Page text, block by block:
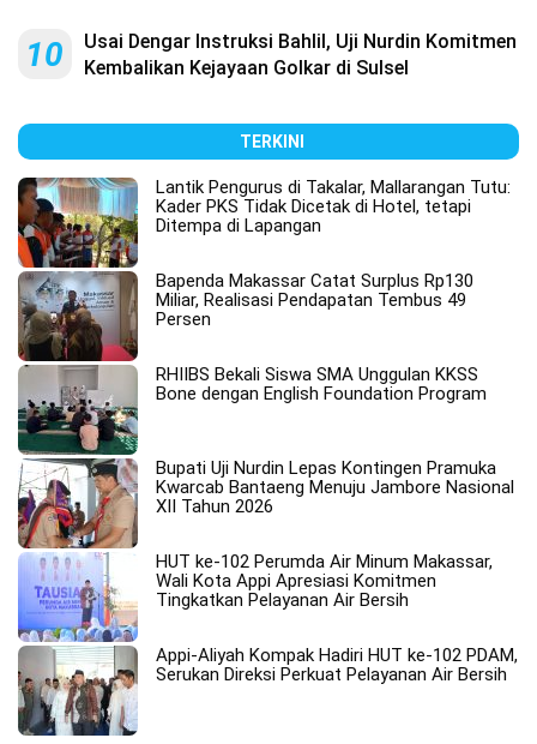
10
Usai Dengar Instruksi Bahlil, Uji Nurdin Komitmen
Kembalikan Kejayaan Golkar di Sulsel
TERKINI
Lantik Pengurus di Takalar, Mallarangan Tutu:
Kader PKS Tidak Dicetak di Hotel, tetapi
Ditempa di Lapangan
Bapenda Makassar Catat Surplus Rp130
Miliar, Realisasi Pendapatan Tembus 49
Persen
RHIIBS Bekali Siswa SMA Unggulan KKSS
Bone dengan English Foundation Program
Bupati Uji Nurdin Lepas Kontingen Pramuka
Kwarcab Bantaeng Menuju Jambore Nasional
XII Tahun 2026
HUT ke-102 Perumda Air Minum Makassar,
Wali Kota Appi Apresiasi Komitmen
Tingkatkan Pelayanan Air Bersih
Appi-Aliyah Kompak Hadiri HUT ke-102 PDAM,
Serukan Direksi Perkuat Pelayanan Air Bersih